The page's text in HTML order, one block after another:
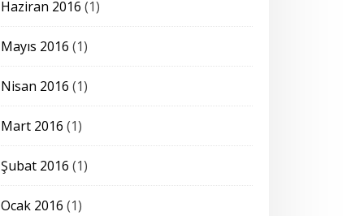
Haziran 2016 (1)
Mayıs 2016 (1)
Nisan 2016 (1)
Mart 2016 (1)
Şubat 2016 (1)
Ocak 2016 (1)